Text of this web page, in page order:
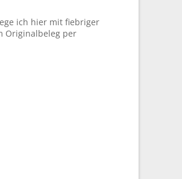
ich hier mit fiebriger
Originalbeleg per